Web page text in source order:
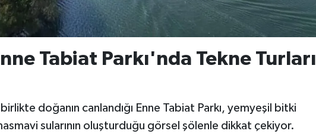
Tabiat Parkı'nda Tekne Turları
birlikte doğanın canlandığı Enne Tabiat Parkı, yemyeşil bitki
sularının oluşturduğu görsel şölenle dikkat çekiyor.